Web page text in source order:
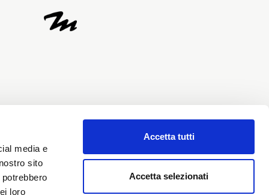
media e
sito
loro
Accetta tutti
Accetta selezionati
informationand I give my
personal data for the
newsletter.